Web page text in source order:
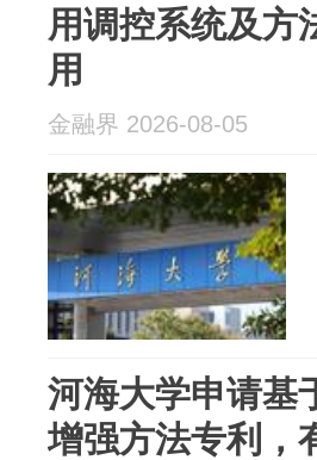
用调控系统及方
用
金融界 2026-08-05
河海大学申请基
增强方法专利，